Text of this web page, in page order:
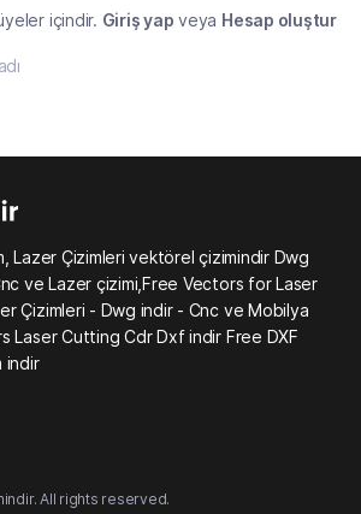
içindir. Giriş yap veya Hesap oluştur
Lazer Çizimleri vektörel çizimindir Dwg
ve Lazer çizimi,Free Vectors for Laser
Çizimleri - Dwg indir - Cnc ve Mobilya
Laser Cutting Cdr Dxf indir Free DXF
indir
All rights reserved.